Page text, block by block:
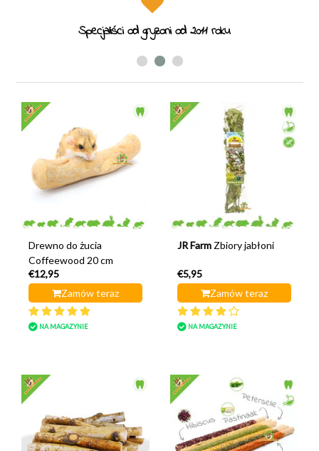
Specjaliści od gryzoni od 2011 roku
Drewno do żucia
Coffeewood 20 cm
€12,95
Zamów teraz
NA MAGAZYNIE
JR Farm Zbiory jabłoni
€5,95
Zamów teraz
NA MAGAZYNIE